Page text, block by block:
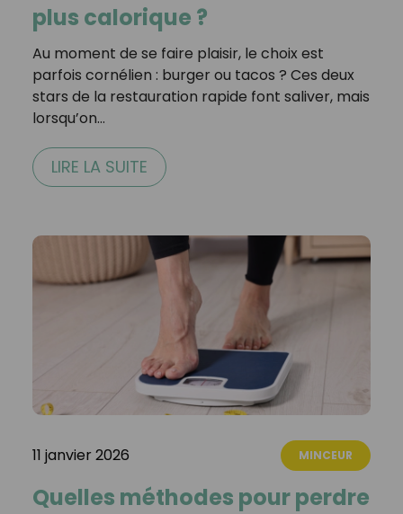
plus calorique ?
Au moment de se faire plaisir, le choix est
parfois cornélien : burger ou tacos ? Ces deux
stars de la restauration rapide font saliver, mais
lorsqu’on…
LIRE LA SUITE
11 janvier 2026 MINCEUR
Quelles méthodes pour perdre